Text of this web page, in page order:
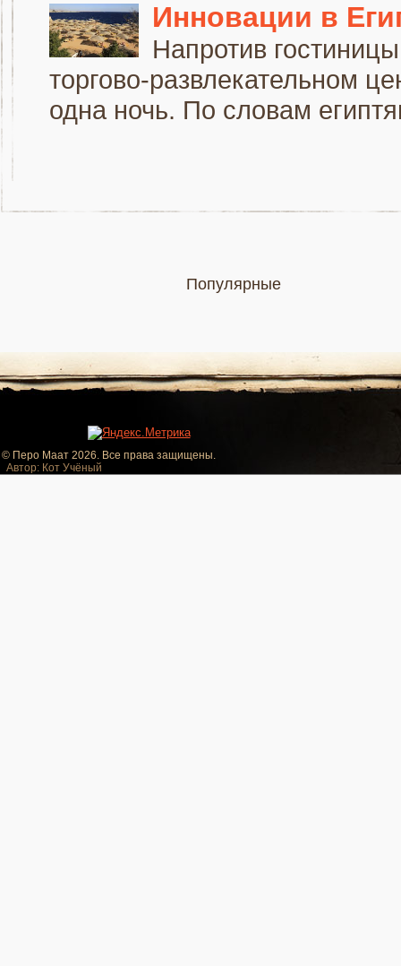
Инновации в
Напротив
торгово-развлекательном
одна ночь. По словам
Популярные
© Перо Маат 2026. Все права защищены.
Автор: Кот Учёный